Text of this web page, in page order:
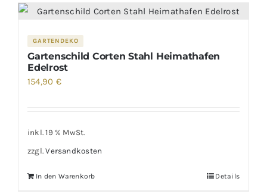
GARTENDEKO
Gartenschild Corten Stahl Heimathafen
Edelrost
154,90 €
inkl. 19 % MwSt.
zzgl.Versandkosten
In den Warenkorb Details